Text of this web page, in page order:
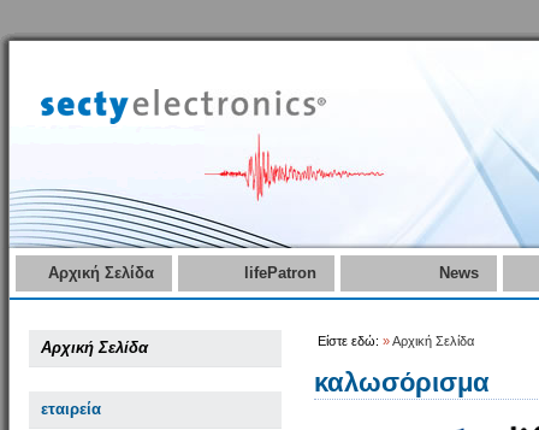
Αρχική Σελίδα lifePatron News
Αρχική Σελίδα
εταιρεία
Είστε εδώ: »Αρχική Σελίδα
καλωσόρισμα